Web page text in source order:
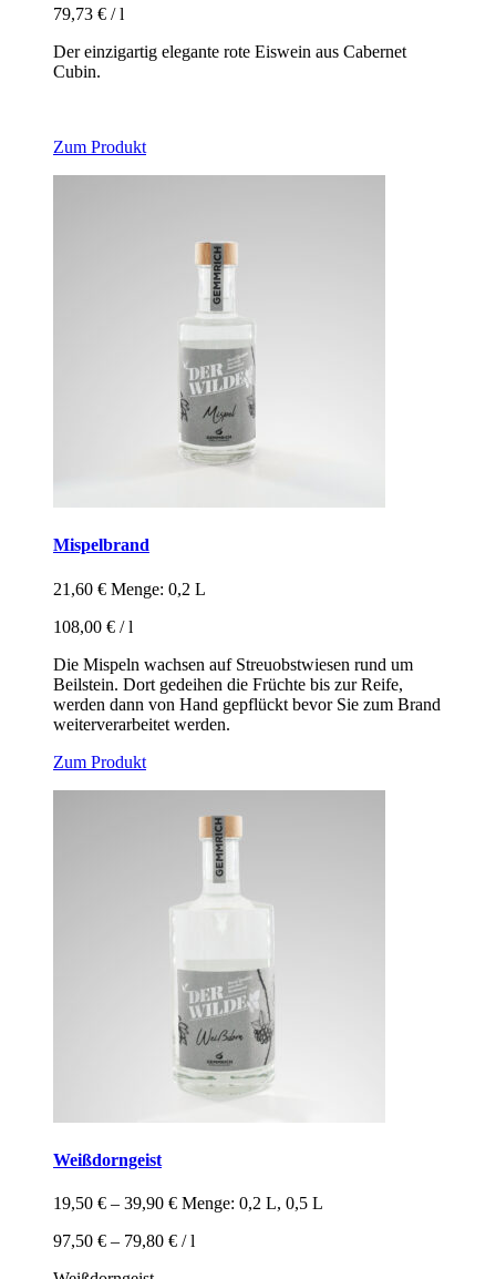
79,73 € /l
Der einzigartig elegante rote Eiswein aus Cabernet
Cubin.
Zum Produkt
Mispelbrand
21,60 € Menge: 0,2 L
108,00 € /l
Die Mispeln wachsen auf Streuobstwiesen rund um
Beilstein. Dort gedeihen die Früchte bis zur Reife,
werden dann von Hand gepflückt bevor Sie zum Brand
weiterverarbeitet werden.
Zum Produkt
Weißdorngeist
19,50 € – 39,90 € Menge: 0,2 L, 0,5 L
97,50 € – 79,80 € /l